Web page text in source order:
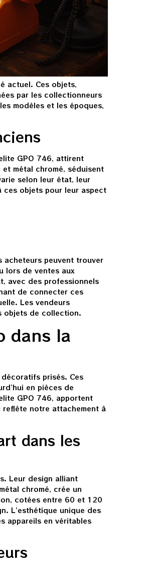
actuel. Ces objets,
par les collectionneurs
modèles et les époques,
GPO 746, attirent
métal chromé, séduisent
selon leur état, leur
ces objets pour leur aspect
acheteurs peuvent trouver
lors de ventes aux
avec des professionnels
de connecter ces
Les vendeurs
objets de collection.
dans la
prisés. Ces
en pièces de
GPO 746, apportent
reflète notre attachement à
dans les
Leur design alliant
chromé, crée un
cotées entre 60 et 120
L’esthétique unique des
appareils en véritables